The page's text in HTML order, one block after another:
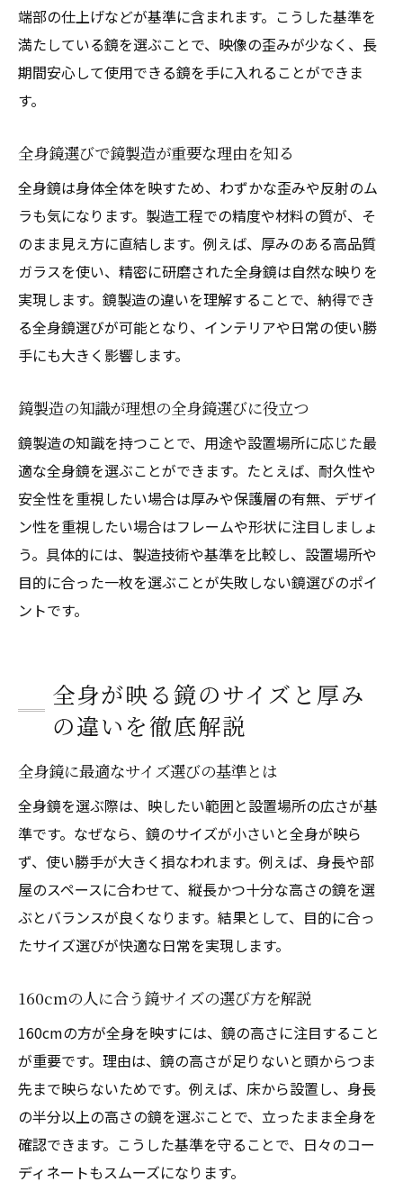
専門家が教える失敗しない鏡選び方の秘訣
インテリアに映える鏡の種類と見え方の違い
鏡製造ごとに異なる鏡種類の特徴とは
部屋を広く見せる鏡の種類とポイント
鏡選びで押さえておきたい見え方の違い
鏡の厚み規格が映りに与える影響とは
鏡製造と厚み規格の基礎知識を解説
鏡の厚みによる映り方の違いを比較
厚み3mmと5mmで見え方が変わる理由
鏡製造技術で決まる厚み規格の重要性
全身鏡選びで厚みを重視すべき理由
鏡製造の品質が耐久性に直結する理由
安全面を重視した鏡選び方のポイント
全身鏡の耐久性を高める製造技術とは
端部の仕上げなどが基準に含まれます。こうした基準を
満たしている鏡を選ぶことで、映像の歪みが少なく、長
期間安心して使用できる鏡を手に入れることができま
す。
全身鏡選びで鏡製造が重要な理由を知る
全身鏡は身体全体を映すため、わずかな歪みや反射のム
ラも気になります。製造工程での精度や材料の質が、そ
のまま見え方に直結します。例えば、厚みのある高品質
ガラスを使い、精密に研磨された全身鏡は自然な映りを
実現します。鏡製造の違いを理解することで、納得でき
る全身鏡選びが可能となり、インテリアや日常の使い勝
手にも大きく影響します。
鏡製造の知識が理想の全身鏡選びに役立つ
鏡製造の知識を持つことで、用途や設置場所に応じた最
適な全身鏡を選ぶことができます。たとえば、耐久性や
安全性を重視したい場合は厚みや保護層の有無、デザイ
ン性を重視したい場合はフレームや形状に注目しましょ
う。具体的には、製造技術や基準を比較し、設置場所や
目的に合った一枚を選ぶことが失敗しない鏡選びのポイ
ントです。
全身が映る鏡のサイズと厚み
の違いを徹底解説
全身鏡に最適なサイズ選びの基準とは
全身鏡を選ぶ際は、映したい範囲と設置場所の広さが基
準です。なぜなら、鏡のサイズが小さいと全身が映ら
ず、使い勝手が大きく損なわれます。例えば、身長や部
屋のスペースに合わせて、縦長かつ十分な高さの鏡を選
ぶとバランスが良くなります。結果として、目的に合っ
たサイズ選びが快適な日常を実現します。
160cmの人に合う鏡サイズの選び方を解説
160cmの方が全身を映すには、鏡の高さに注目すること
が重要です。理由は、鏡の高さが足りないと頭からつま
先まで映らないためです。例えば、床から設置し、身長
の半分以上の高さの鏡を選ぶことで、立ったまま全身を
確認できます。こうした基準を守ることで、日々のコー
ディネートもスムーズになります。